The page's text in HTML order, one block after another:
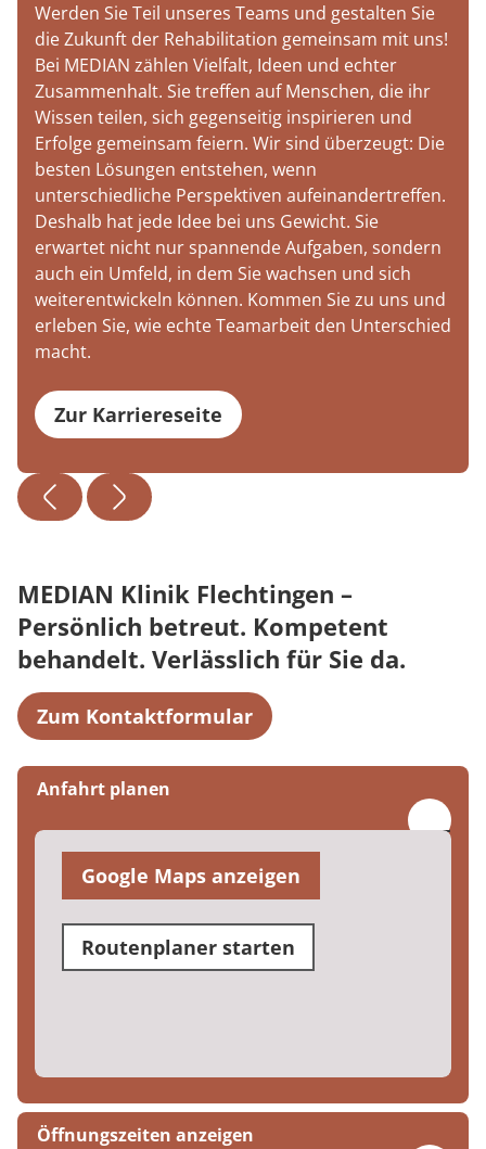
Werden Sie Teil unseres Teams und gestalten Sie
die Zukunft der Rehabilitation gemeinsam mit uns!
Bei MEDIAN zählen Vielfalt, Ideen und echter
Zusammenhalt. Sie treffen auf Menschen, die ihr
Wissen teilen, sich gegenseitig inspirieren und
Erfolge gemeinsam feiern. Wir sind überzeugt: Die
besten Lösungen entstehen, wenn
unterschiedliche Perspektiven aufeinandertreffen.
Deshalb hat jede Idee bei uns Gewicht. Sie
erwartet nicht nur spannende Aufgaben, sondern
auch ein Umfeld, in dem Sie wachsen und sich
weiterentwickeln können. Kommen Sie zu uns und
erleben Sie, wie echte Teamarbeit den Unterschied
macht.
Zur Karriereseite
MEDIAN Klinik Flechtingen –
Persönlich betreut. Kompetent
behandelt. Verlässlich für Sie da.
Zum Kontaktformular
Anfahrt planen
Google Maps anzeigen
Routenplaner starten
Öffnungszeiten anzeigen